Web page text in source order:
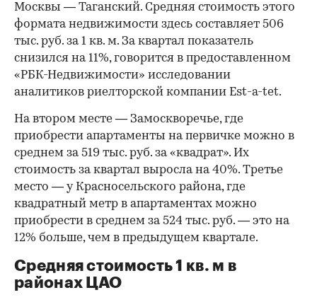
Москвы — Таганский. Средняя стоимость этого
формата недвижимости здесь составляет 506
тыс. руб. за 1 кв. м. За квартал показатель
снизился на 11%, говорится в предоставленном
«РБК-Недвижимости» исследовании
аналитиков риелторской компании Est-a-tet.
На втором месте — Замоскворечье, где
приобрести апартаменты на первичке можно в
среднем за 519 тыс. руб. за «квадрат». Их
стоимость за квартал выросла на 40%. Третье
место — у Красносельского района, где
квадратный метр в апартаментах можно
приобрести в среднем за 524 тыс. руб. — это на
12% больше, чем в предыдущем квартале.
Средняя стоимость 1 кв. м в
районах ЦАО